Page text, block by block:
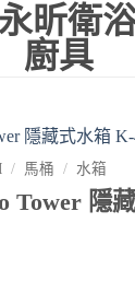
/ 馬桶 / 水箱
Tower 隱